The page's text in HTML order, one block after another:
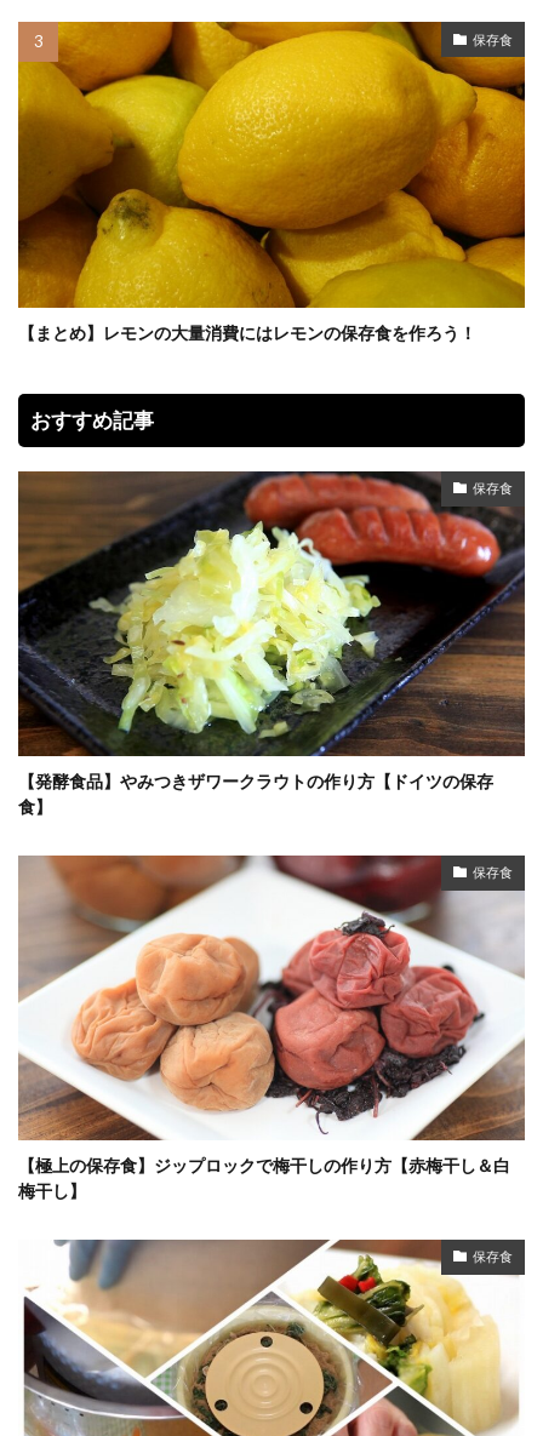
保存食
【まとめ】レモンの大量消費にはレモンの保存食を作ろう！
おすすめ記事
保存食
【発酵食品】やみつきザワークラウトの作り方【ドイツの保存
食】
保存食
【極上の保存食】ジップロックで梅干しの作り方【赤梅干し＆白
梅干し】
保存食